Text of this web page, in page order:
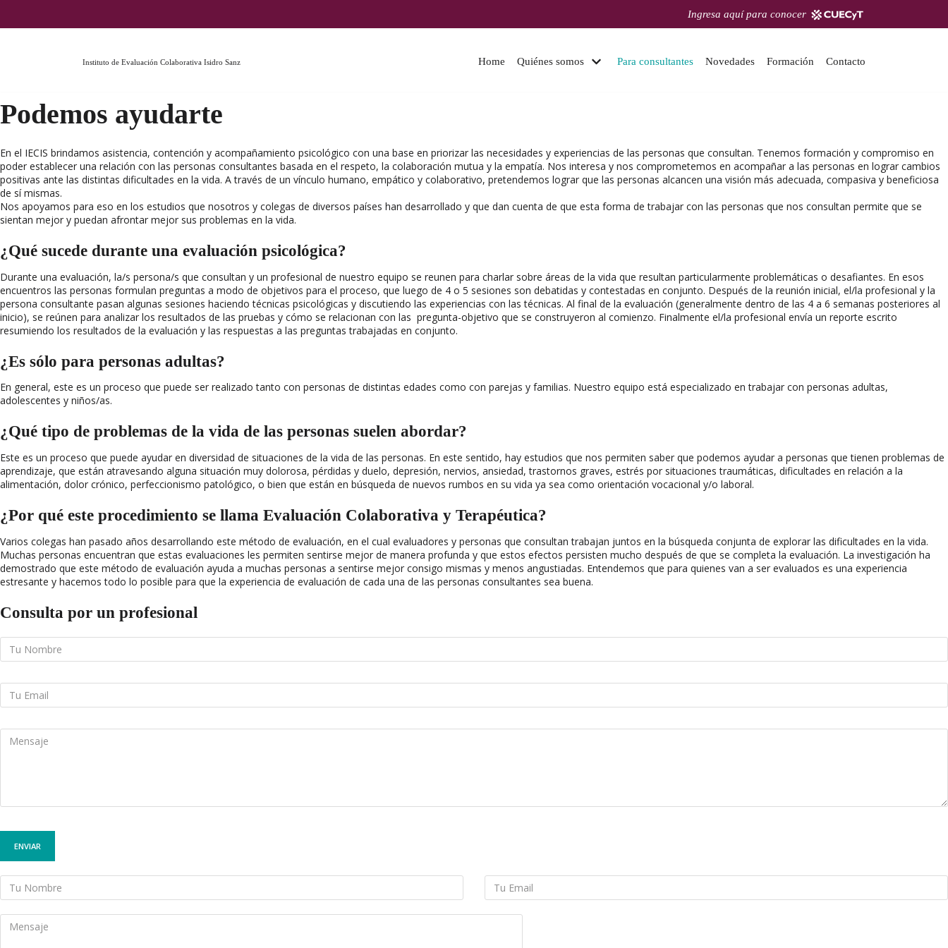
Ingresa aquí para conocer
Instituto de Evaluación Colaborativa Isidro Sanz Home Quiénes somos Para consultantes Novedades Formación Contacto
Podemos ayudarte
En el IECIS brindamos asistencia, contención y acompañamiento psicológico con una base en priorizar las necesidades y experiencias de las personas que consultan. Tenemos formación y compromiso en
poder establecer una relación con las personas consultantes basada en el respeto, la colaboración mutua y la empatía. Nos interesa y nos comprometemos en acompañar a las personas en lograr cambios
positivas ante las distintas dificultades en la vida. A través de un vínculo humano, empático y colaborativo, pretendemos lograr que las personas alcancen una visión más adecuada, compasiva y beneficiosa
de sí mismas.
Nos apoyamos para eso en los estudios que nosotros y colegas de diversos países han desarrollado y que dan cuenta de que esta forma de trabajar con las personas que nos consultan permite que se
sientan mejor y puedan afrontar mejor sus problemas en la vida.
¿Qué sucede durante una evaluación psicológica?
Durante una evaluación, la/s persona/s que consultan y un profesional de nuestro equipo se reunen para charlar sobre áreas de la vida que resultan particularmente problemáticas o desafiantes. En esos
encuentros las personas formulan preguntas a modo de objetivos para el proceso, que luego de 4 o 5 sesiones son debatidas y contestadas en conjunto. Después de la reunión inicial, el/la profesional y la
persona consultante pasan algunas sesiones haciendo técnicas psicológicas y discutiendo las experiencias con las técnicas. Al final de la evaluación (generalmente dentro de las 4 a 6 semanas posteriores al
inicio), se reúnen para analizar los resultados de las pruebas y cómo se relacionan con las pregunta-objetivo que se construyeron al comienzo. Finalmente el/la profesional envía un reporte escrito
resumiendo los resultados de la evaluación y las respuestas a las preguntas trabajadas en conjunto.
¿Es sólo para personas adultas?
En general, este es un proceso que puede ser realizado tanto con personas de distintas edades como con parejas y familias. Nuestro equipo está especializado en trabajar con personas adultas,
adolescentes y niños/as.
¿Qué tipo de problemas de la vida de las personas suelen abordar?
Este es un proceso que puede ayudar en diversidad de situaciones de la vida de las personas. En este sentido, hay estudios que nos permiten saber que podemos ayudar a personas que tienen problemas de
aprendizaje, que están atravesando alguna situación muy dolorosa, pérdidas y duelo, depresión, nervios, ansiedad, trastornos graves, estrés por situaciones traumáticas, dificultades en relación a la
alimentación, dolor crónico, perfeccionismo patológico, o bien que están en búsqueda de nuevos rumbos en su vida ya sea como orientación vocacional y/o laboral.
¿Por qué este procedimiento se llama Evaluación Colaborativa y Terapéutica?
Varios colegas han pasado años desarrollando este método de evaluación, en el cual evaluadores y personas que consultan trabajan juntos en la búsqueda conjunta de explorar las dificultades en la vida.
Muchas personas encuentran que estas evaluaciones les permiten sentirse mejor de manera profunda y que estos efectos persisten mucho después de que se completa la evaluación. La investigación ha
demostrado que este método de evaluación ayuda a muchas personas a sentirse mejor consigo mismas y menos angustiadas. Entendemos que para quienes van a ser evaluados es una experiencia
estresante y hacemos todo lo posible para que la experiencia de evaluación de cada una de las personas consultantes sea buena.
Consulta por un profesional
ENVIAR